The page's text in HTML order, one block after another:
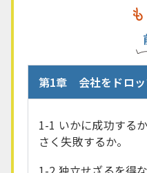
第1章 会社をドロッ
1-1 いかに成功する
さく失敗するか。